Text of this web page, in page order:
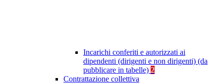
Incarichi conferiti e autorizzati ai
dipendenti (dirigenti e non dirigenti) (da
pubblicare in tabelle) 2
Contrattazione collettiva